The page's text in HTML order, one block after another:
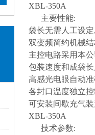
XBL-350A
主要性能:
袋长无需人工设
双变频简约机械
主控电路采用本
包装速度和成袋
高感光电眼自动
各封口温度独立
可安装间歇充气
XBL-350A
技术参数: